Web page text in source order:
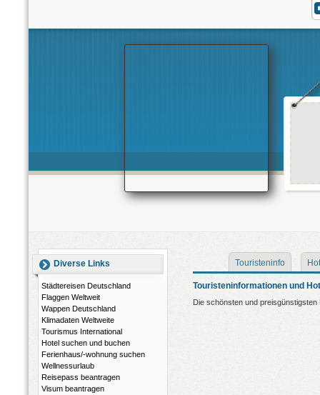
Diverse Links
Städtereisen Deutschland
Flaggen Weltweit
Wappen Deutschland
Klimadaten Weltweite
Tourismus International
Hotel suchen und buchen
Ferienhaus/-wohnung suchen
Wellnessurlaub
Reisepass beantragen
Visum beantragen
Touristeninfo
Touristeninformationen und
Die schönsten und preisgünstigsten